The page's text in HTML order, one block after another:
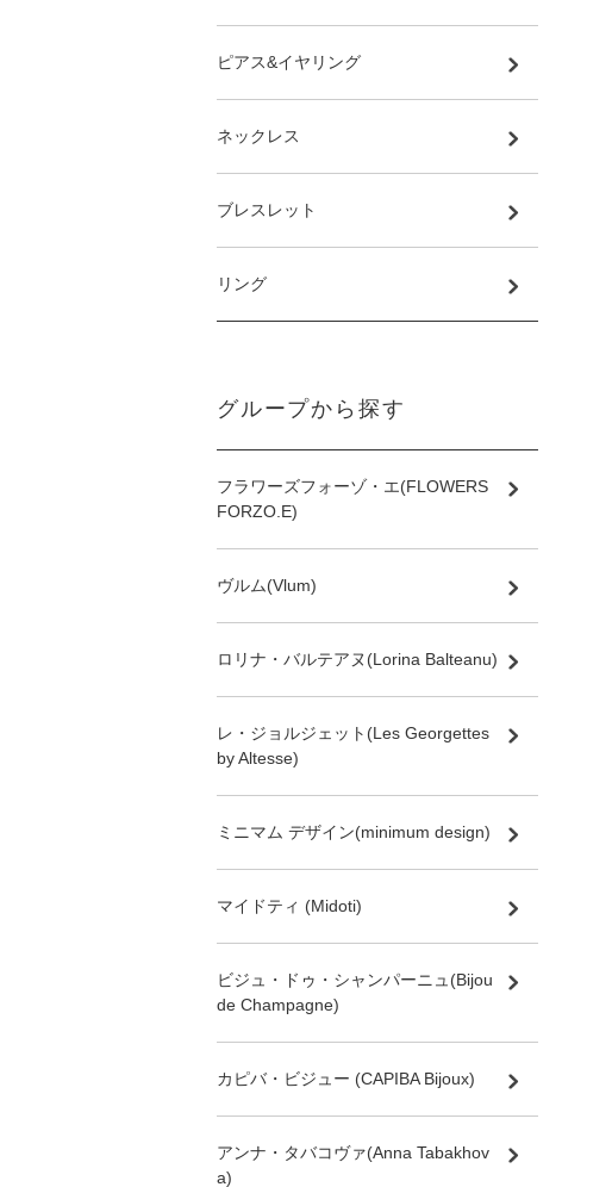
ピアス&イヤリング
ネックレス
ブレスレット
リング
グループから探す
フラワーズフォーゾ・エ(FLOWERS
FORZO.E)
ヴルム(Vlum)
ロリナ・バルテアヌ(Lorina Balteanu)
レ・ジョルジェット(Les Georgettes
by Altesse)
ミニマム デザイン(minimum design)
マイドティ (Midoti)
ビジュ・ドゥ・シャンパーニュ(Bijou
de Champagne)
カピバ・ビジュー (CAPIBA Bijoux)
アンナ・タバコヴァ(Anna Tabakhov
a)